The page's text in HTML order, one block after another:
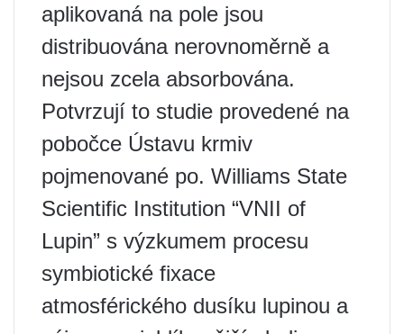
aplikovaná na pole jsou
distribuována nerovnoměrně a
nejsou zcela absorbována.
Potvrzují to studie provedené na
pobočce Ústavu krmiv
pojmenované po. Williams State
Scientific Institution “VNII of
Lupin” s výzkumem procesu
symbiotické fixace
atmosférického dusíku lupinou a